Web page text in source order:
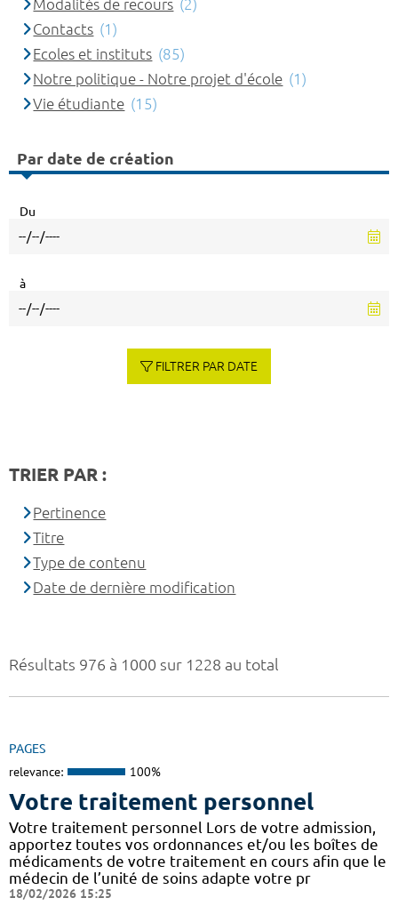
Résultats 976 à 1000 sur 1228 au total
PAGES
relevance: 100%
Votre traitement personnel
Votre traitement personnel Lors de votre admission,
apportez toutes vos ordonnances et/ou les boîtes de
médicaments de votre traitement en cours afin que le
médecin de l’unité de soins adapte votre pr
18/02/2026 15:25
Modalités de recours (2)
Contacts (1)
Ecoles et instituts (85)
Notre politique - Notre projet d'école (1)
Vie étudiante (15)
Par date de création
Du
à
FILTRER PAR DATE
TRIER PAR :
Pertinence
Titre
Type de contenu
Date de dernière modification